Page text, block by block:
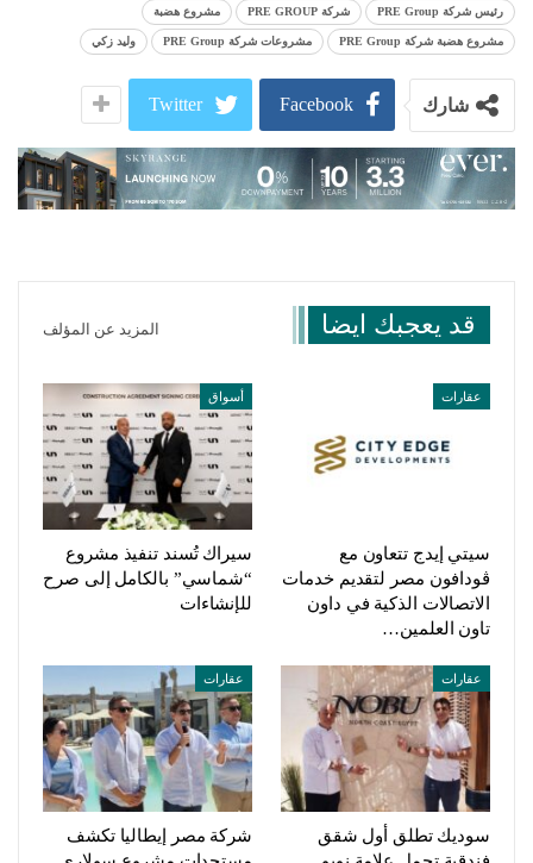
رئيس شركة PRE Group شركة PRE GROUP مشروع هضبة
مشروع هضبة شركة PRE Group مشروعات شركة PRE Group وليد زكي
شارك Facebook
Twitter
قد يعجبك ايضا المزيد عن المؤلف
عقارات
سيتي إيدج تتعاون مع
ڤودافون مصر لتقديم خدمات
الاتصالات الذكية في داون
تاون العلمين…
أسواق
سيراك تُسند تنفيذ مشروع
“شماسي” بالكامل إلى صرح
للإنشاءات
عقارات
سوديك تطلق أول شقق
عقارات
شركة مصر إيطاليا تكشف